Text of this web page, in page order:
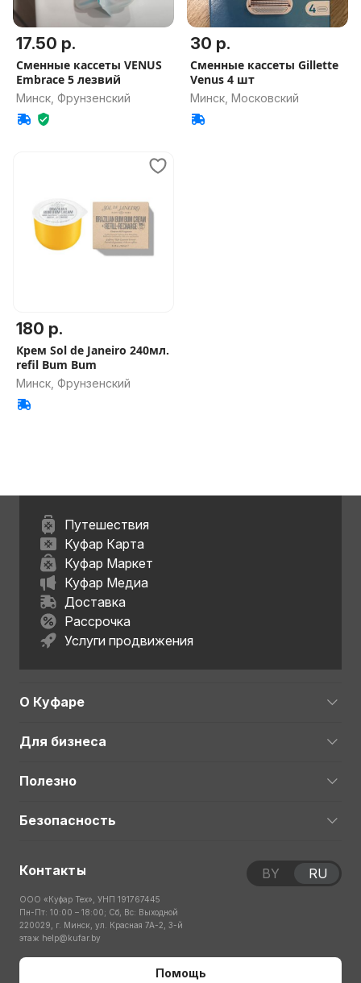
17.50 р.
Сменные кассеты VENUS
Embrace 5 лезвий
Минск, Фрунзенский
30 р.
Сменные кассеты Gillette
Venus 4 шт
Минск, Московский
180 р.
Крем Sol de Janeiro 240мл.
refil Bum Bum
Минск, Фрунзенский
Путешествия
Куфар Карта
Куфар Маркет
Куфар Медиа
Доставка
Рассрочка
Услуги продвижения
О Куфаре
Для бизнеса
Полезно
Безопасность
Контакты
ООО «Куфар Тех», УНП 191767445
Пн-Пт: 10:00 – 18:00; Сб, Вс: Выходной
220029, г. Минск, ул. Красная 7А-2, 3-й
этаж help@kufar.by
Помощь
BY RU